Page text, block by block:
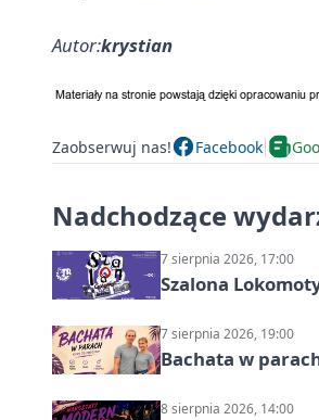
Autor:krystian
Zaobserwuj nas! Facebook
Nadchodzące
7 sierpnia 2026, 17:00
Szalona
7 sierpnia 2026, 19:00
Bachata w
8 sierpnia 2026, 14:00